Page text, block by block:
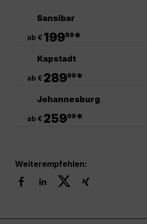
Sansibar
ab € 19999*
Kapstadt
ab € 28999*
Johannesburg
ab € 25999*
Weiterempfehlen: